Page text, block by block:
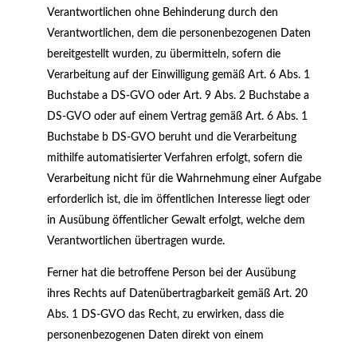
Verantwortlichen ohne Behinderung durch den
Verantwortlichen, dem die personenbezogenen Daten
bereitgestellt wurden, zu übermitteln, sofern die
Verarbeitung auf der Einwilligung gemäß Art. 6 Abs. 1
Buchstabe a DS-GVO oder Art. 9 Abs. 2 Buchstabe a
DS-GVO oder auf einem Vertrag gemäß Art. 6 Abs. 1
Buchstabe b DS-GVO beruht und die Verarbeitung
mithilfe automatisierter Verfahren erfolgt, sofern die
Verarbeitung nicht für die Wahrnehmung einer Aufgabe
erforderlich ist, die im öffentlichen Interesse liegt oder
in Ausübung öffentlicher Gewalt erfolgt, welche dem
Verantwortlichen übertragen wurde.
Ferner hat die betroffene Person bei der Ausübung
ihres Rechts auf Datenübertragbarkeit gemäß Art. 20
Abs. 1 DS-GVO das Recht, zu erwirken, dass die
personenbezogenen Daten direkt von einem